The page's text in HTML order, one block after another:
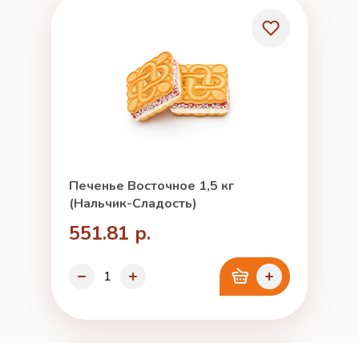
Печенье Восточное 1,5 кг
(Нальчик-Сладость)
551.81 р.